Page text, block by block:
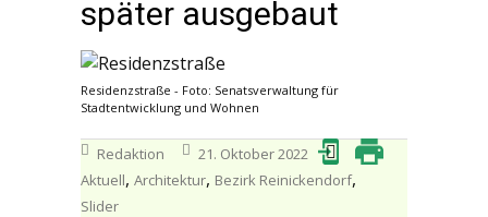
später ausgebaut
Residenzstraße - Foto: Senatsverwaltung für
Stadtentwicklung und Wohnen
Redaktion
21. Oktober 2022
Aktuell,Architektur, Bezirk Reinickendorf,
Slider